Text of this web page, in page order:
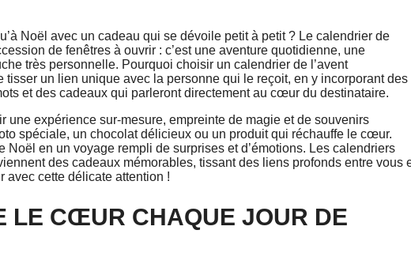
Noël avec un cadeau qui se dévoile petit à petit ? Le calendrier de
de fenêtres à ouvrir : c’est une aventure quotidienne, une
très personnelle. Pourquoi choisir un calendrier de l’avent
tisser un lien unique avec la personne qui le reçoit, en y incorporant des
et des cadeaux qui parleront directement au cœur du destinataire.
une expérience sur-mesure, empreinte de magie et de souvenirs
spéciale, un chocolat délicieux ou un produit qui réchauffe le cœur.
Noël en un voyage rempli de surprises et d’émotions. Les calendriers
des cadeaux mémorables, tissant des liens profonds entre vous
avec cette délicate attention !
LE CŒUR CHAQUE JOUR DE